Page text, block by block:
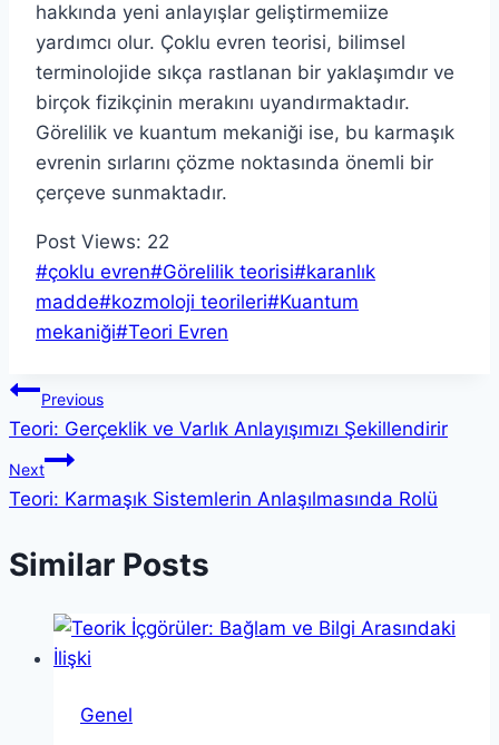
hakkında yeni anlayışlar geliştirmemiize
yardımcı olur. Çoklu evren teorisi, bilimsel
terminolojide sıkça rastlanan bir yaklaşımdır ve
birçok fizikçinin merakını uyandırmaktadır.
Görelilik ve kuantum mekaniği ise, bu karmaşık
evrenin sırlarını çözme noktasında önemli bir
çerçeve sunmaktadır.
Post Views: 22
Post
Tags:
#çoklu evren#Görelilik teorisi#karanlık
madde#kozmoloji teorileri#Kuantum
mekaniği#Teori Evren
Yazı
gezinmesi
Previous
Teori: Gerçeklik ve Varlık Anlayışımızı Şekillendirir
Next
Teori: Karmaşık Sistemlerin Anlaşılmasında Rolü
Similar Posts
Genel